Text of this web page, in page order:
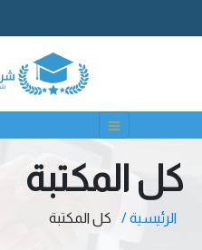
كل المكتبة
الرئيسية / كل المكتبة